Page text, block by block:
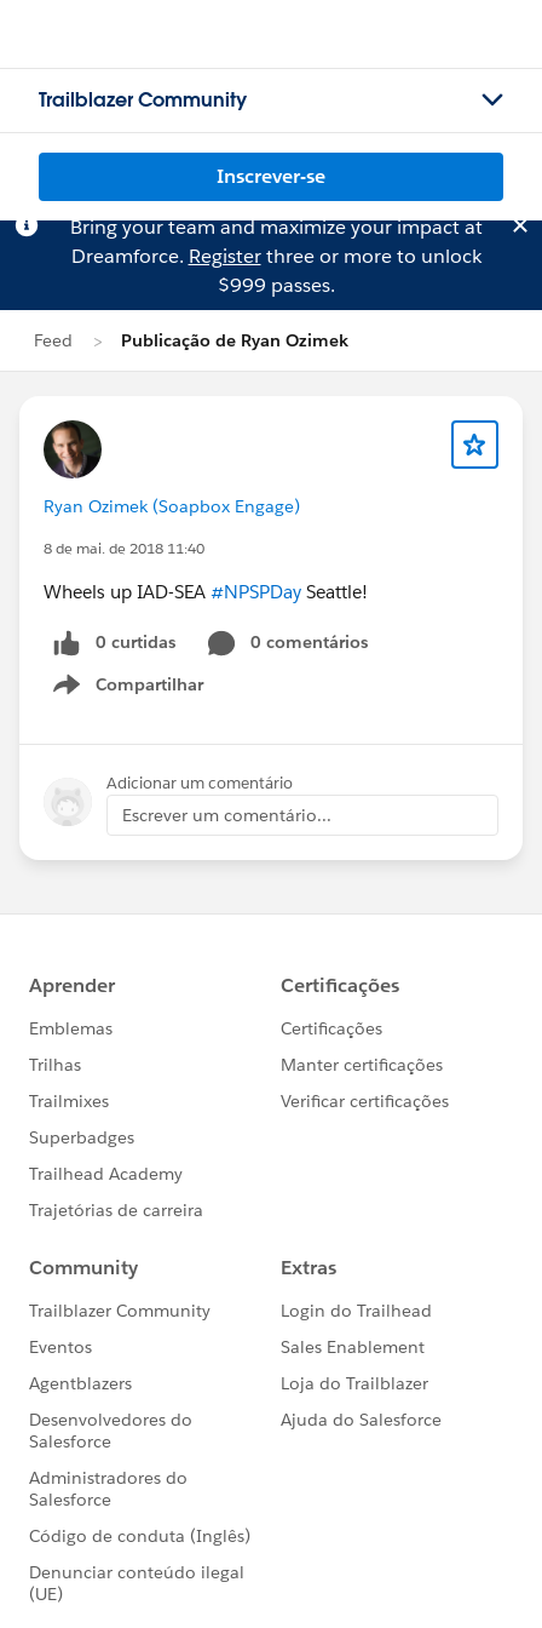
Trailblazer Community
Inscrever-se
Bring your team and maximize your impact at
Dreamforce. Registerthree or more to unlock
$999 passes.
Feed Publicação de Ryan Ozimek
Ryan Ozimek (Soapbox Engage)
8 de mai. de 2018 11:40
Wheels up IAD-SEA #NPSPDay Seattle!
0 curtidas
0 comentários
Compartilhar
Show menu
Adicionar um comentário
Escrever um comentário...